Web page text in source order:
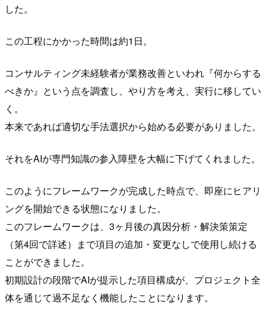
した。
この工程にかかった時間は約1日。
コンサルティング未経験者が業務改善といわれ『何からする
べきか』という点を調査し、やり方を考え、実行に移してい
く。
本来であれば適切な手法選択から始める必要がありました。
それをAIが専門知識の参入障壁を大幅に下げてくれました。
このようにフレームワークが完成した時点で、即座にヒアリ
ングを開始できる状態になりました。
このフレームワークは、3ヶ月後の真因分析・解決策策定
（第4回で詳述）まで項目の追加・変更なしで使用し続ける
ことができました。
初期設計の段階でAIが提示した項目構成が、プロジェクト全
体を通じて過不足なく機能したことになります。